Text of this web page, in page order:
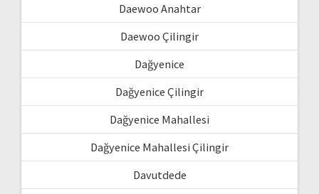
Daewoo Anahtar
Daewoo Çilingir
Dağyenice
Dağyenice Çilingir
Dağyenice Mahallesi
Dağyenice Mahallesi Çilingir
Davutdede